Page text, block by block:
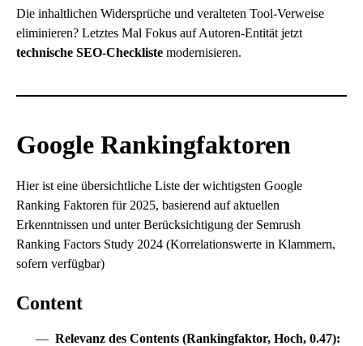
Die inhaltlichen Widersprüche und veralteten Tool-Verweise
eliminieren? Letztes Mal Fokus auf Autoren-Entität jetzt
technische SEO-Checkliste modernisieren.
Google Rankingfaktoren
Hier ist eine übersichtliche Liste der wichtigsten Google
Ranking Faktoren für 2025, basierend auf aktuellen
Erkenntnissen und unter Berücksichtigung der Semrush
Ranking Factors Study 2024 (Korrelationswerte in Klammern,
sofern verfügbar)
Content
Relevanz des Contents (Rankingfaktor, Hoch, 0.47):